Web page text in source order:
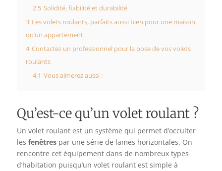
2.5 Solidité, fiabilité et durabilité
3 Les volets roulants, parfaits aussi bien pour une maison
qu’un appartement
4 Contactez un professionnel pour la pose de vos volets
roulants
4.1 Vous aimerez aussi :
Qu’est-ce qu’un volet roulant ?
Un volet roulant est un système qui permet d’occulter
les fenêtrespar une série de lames horizontales. On
rencontre cet équipement dans de nombreux types
d’habitation puisqu’un volet roulant est simple à